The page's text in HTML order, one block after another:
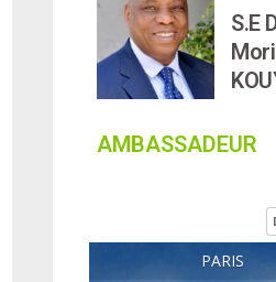
S.E
AMBASSADEUR
PARIS